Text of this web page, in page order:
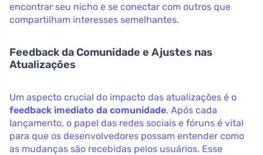
encontrar seu nicho e se conectar com outros que
compartilham interesses semelhantes.
Feedback da Comunidade e Ajustes nas
Atualizações
Um aspecto crucial do impacto das atualizações é o
feedback imediato da comunidade. Após cada
lançamento, o papel das redes sociais e fóruns é vital
para que os desenvolvedores possam entender como
as mudanças são recebidas pelos usuários. Esse